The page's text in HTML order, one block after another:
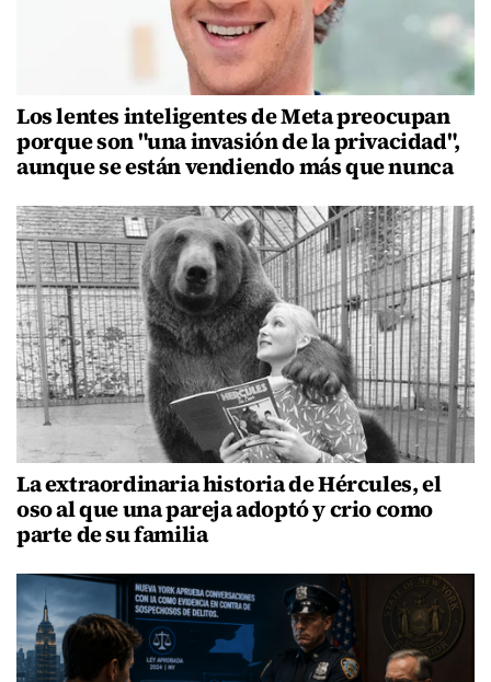
Los lentes inteligentes de Meta preocupan
porque son "una invasión de la privacidad",
aunque se están vendiendo más que nunca
La extraordinaria historia de Hércules, el
oso al que una pareja adoptó y crio como
parte de su familia